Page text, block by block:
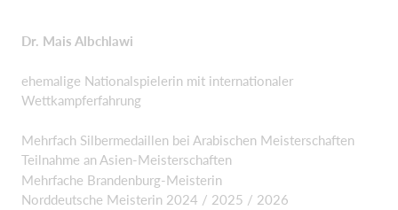
Dr. Mais Albchlawi
ehemalige Nationalspielerin mit internationaler
Wettkampferfahrung
Mehrfach Silbermedaillen bei Arabischen Meisterschaften
Teilnahme an Asien-Meisterschaften
Mehrfache Brandenburg-Meisterin
Norddeutsche Meisterin 2024 / 2025 / 2026